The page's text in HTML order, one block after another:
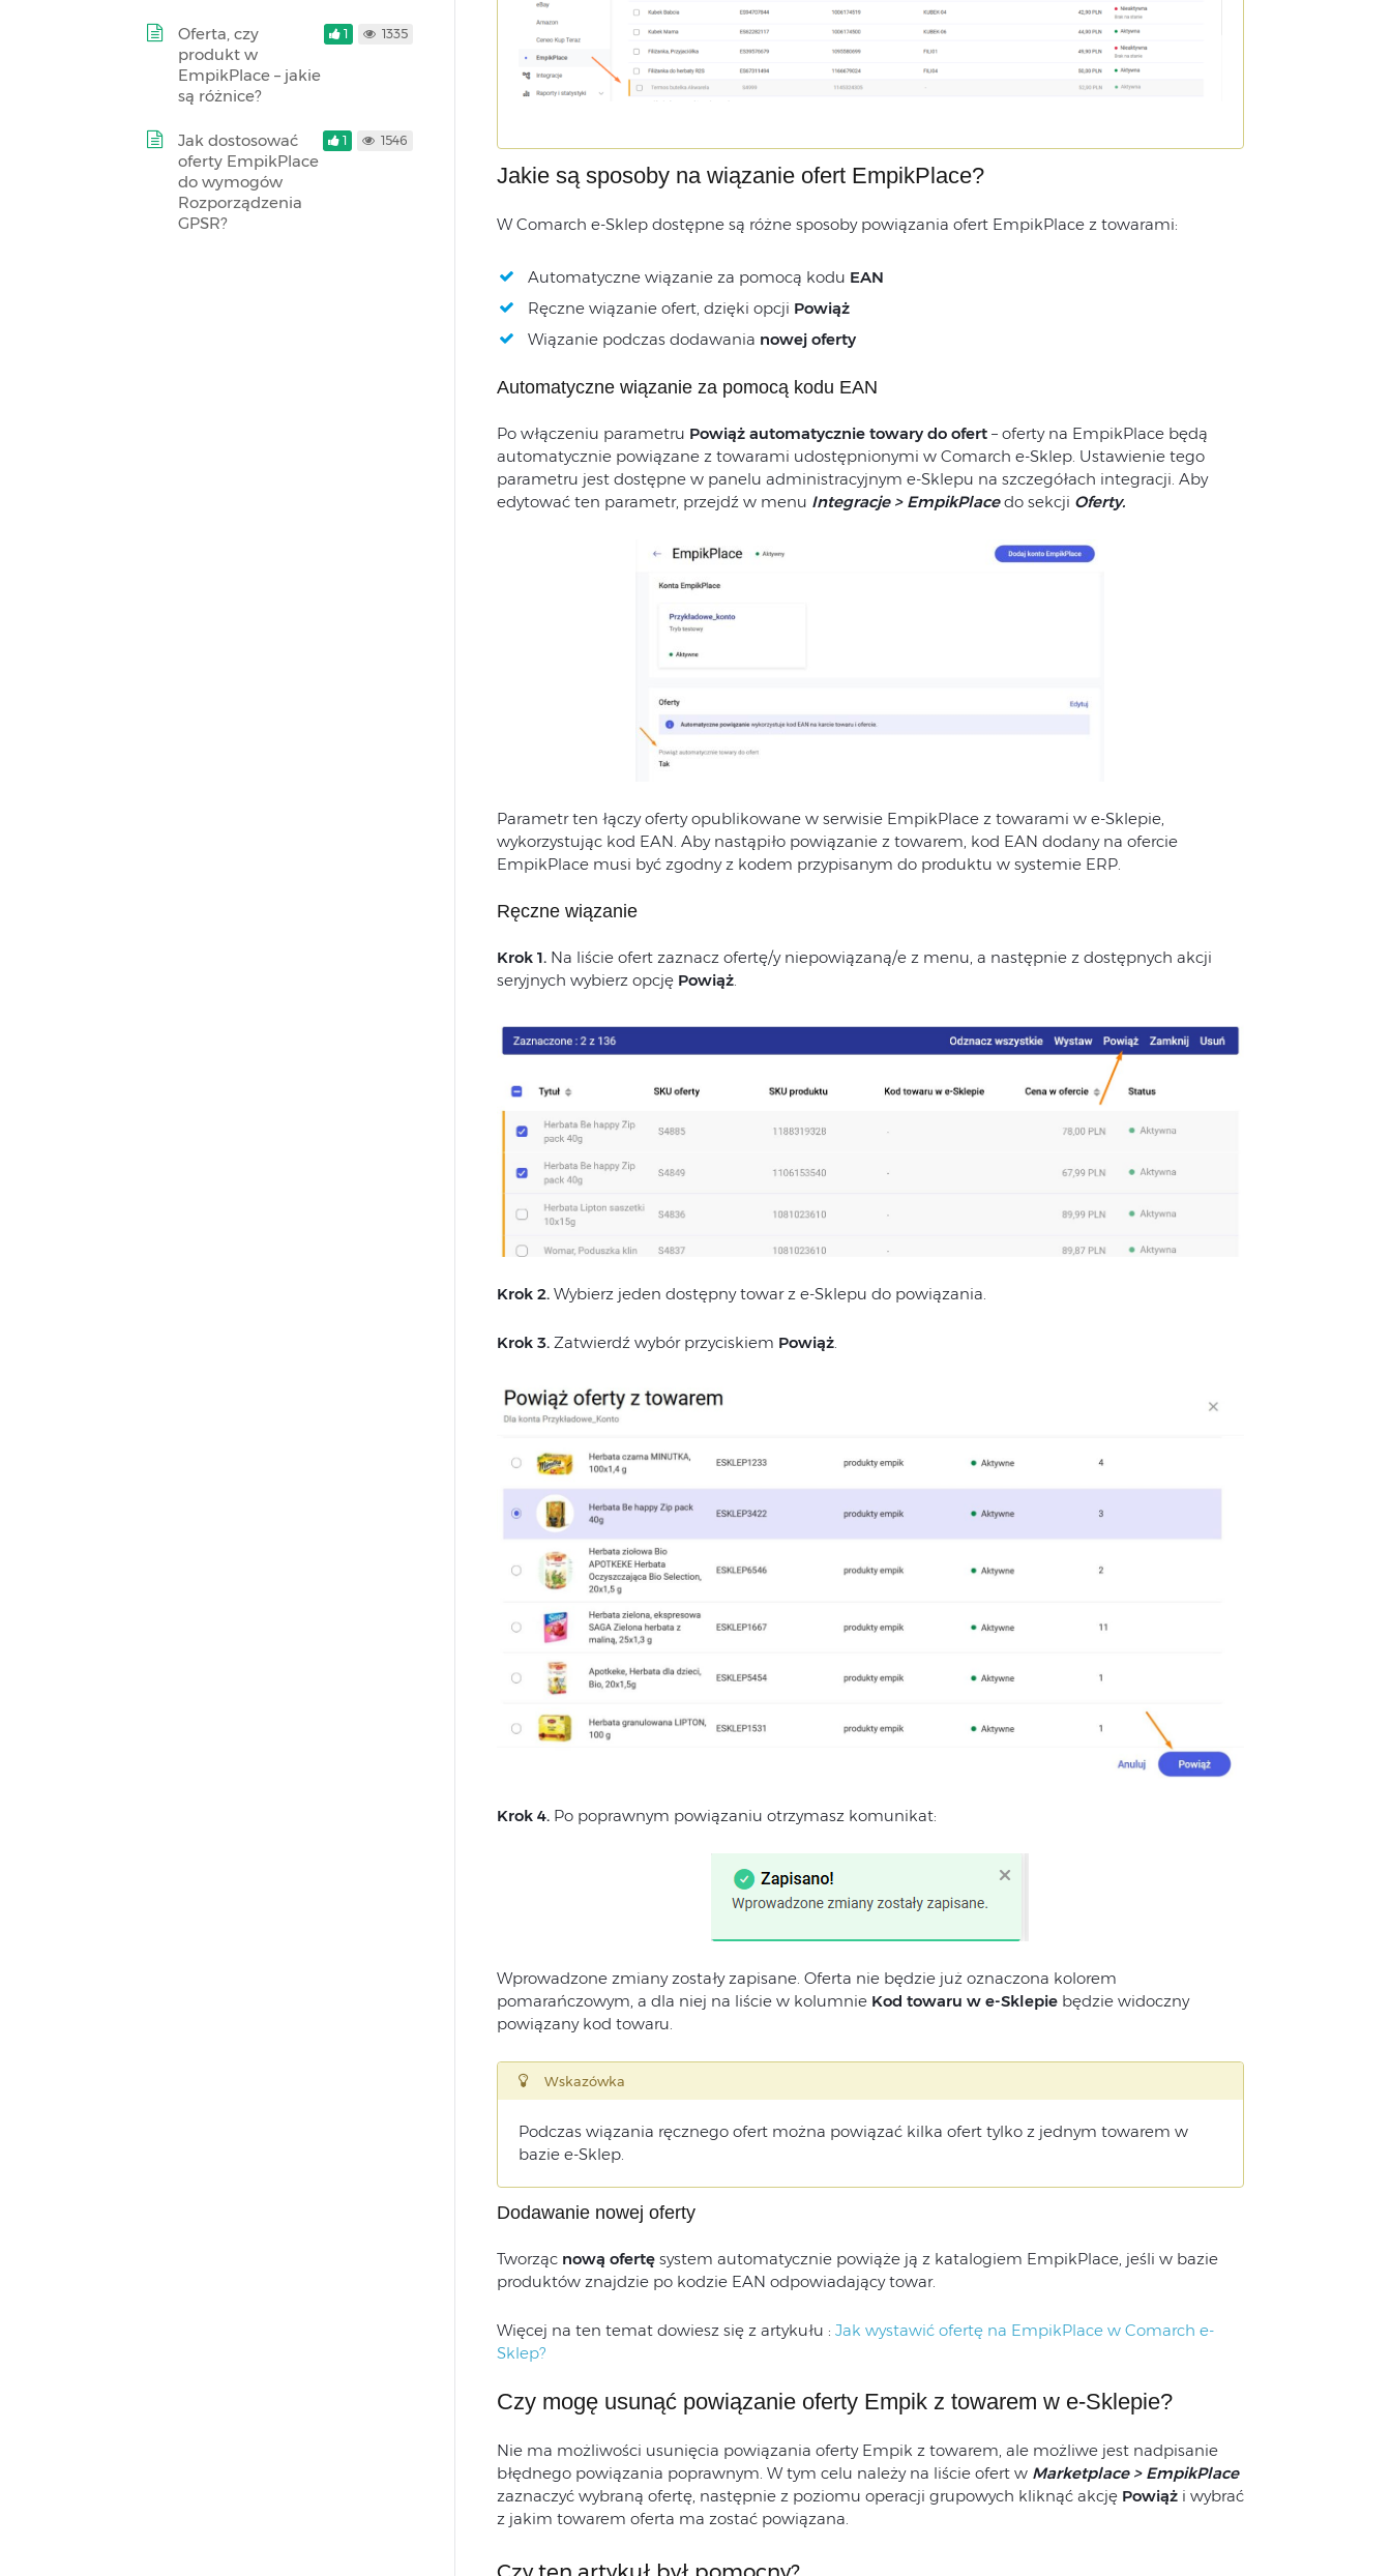
Jakie są sposoby na wiązanie ofert EmpikPlace?
W Comarch e-Sklep dostępne są różne sposoby powiązania ofert EmpikPlace z towarami:
Automatyczne wiązanie za pomocą kodu EAN
Ręczne wiązanie ofert, dzięki opcji Powiąż
Wiązanie podczas dodawania nowej oferty
Automatyczne wiązanie za pomocą kodu EAN
Po włączeniu parametru Powiąż automatycznie towary do ofert– oferty na EmpikPlace będą
automatycznie powiązane z towarami udostępnionymi w Comarch e-Sklep. Ustawienie tego
parametru jest dostępne w panelu administracyjnym e-Sklepu na szczegółach integracji. Aby
edytować ten parametr, przejdź w menu Integracje > EmpikPlacedo sekcji Oferty.
Parametr ten łączy oferty opublikowane w serwisie EmpikPlace z towarami w e-Sklepie,
wykorzystując kod EAN. Aby nastąpiło powiązanie z towarem, kod EAN dodany na ofercie
EmpikPlace musi być zgodny z kodem przypisanym do produktu w systemie ERP.
Ręczne wiązanie
Krok 1.Na liście ofert zaznacz ofertę/y niepowiązaną/e z menu, a następnie z dostępnych akcji
seryjnych wybierz opcję Powiąż.
Krok 2.Wybierz jeden dostępny towar z e-Sklepu do powiązania.
Krok 3.Zatwierdź wybór przyciskiem Powiąż.
Krok 4.Po poprawnym powiązaniu otrzymasz komunikat:
Wprowadzone zmiany zostały zapisane. Oferta nie będzie już oznaczona kolorem
pomarańczowym, a dla niej na liście w kolumnie Kod towaru w e-Sklepiebędzie widoczny
powiązany kod towaru.
Wskazówka
Podczas wiązania ręcznego ofert można powiązać kilka ofert tylko z jednym towarem w
bazie e-Sklep.
Dodawanie nowej oferty
Tworząc nową ofertęsystem automatycznie powiąże ją z katalogiem EmpikPlace, jeśli w bazie
produktów znajdzie po kodzie EAN odpowiadający towar.
Więcej na ten temat dowiesz się z artykułu : Jak wystawić ofertę na EmpikPlace w Comarch e-
Sklep?
Czy mogę usunąć powiązanie oferty Empik z towarem w e-Sklepie?
Nie ma możliwości usunięcia powiązania oferty Empik z towarem, ale możliwe jest nadpisanie
błędnego powiązania poprawnym. W tym celu należy na liście ofert w Marketplace > EmpikPlace
zaznaczyć wybraną ofertę, następnie z poziomu operacji grupowych kliknąć akcję Powiążi wybrać
z jakim towarem oferta ma zostać powiązana.
Oferta, czy
produkt w
EmpikPlace – jakie
są różnice?
1 1335
Jak dostosować
oferty EmpikPlace
do wymogów
Rozporządzenia
GPSR?
1 1546